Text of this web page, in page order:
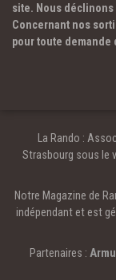
site. Nous déclinons
Concernant nos
pour toute demande
La Rando :
Strasbourg sous le
Notre Magazine de
indépendant et est
Partenaires :